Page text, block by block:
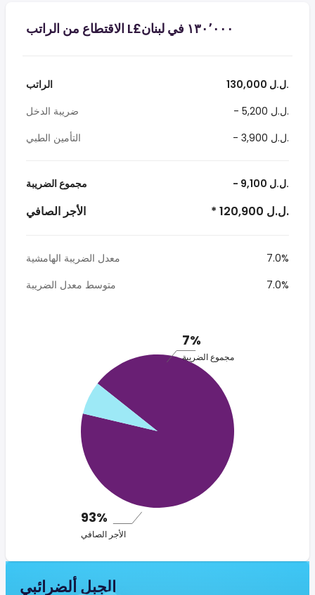
الراتب
130,000 ل.ل.‎
ضريبة الدخل
- 5,200 ل.ل.‎
التأمين الطبي
- 3,900 ل.ل.‎
مجموع الضريبة - 9,100 ل.ل.‎
الأجر الصافي * 120,900 ل.ل.‎
معدل الضريبة الهامشية
7.0%
متوسط معدل الضريبة
7.0%
7%
مجموع الضريبة
93%
الأجر الصافي
الجبل ألضرائبي